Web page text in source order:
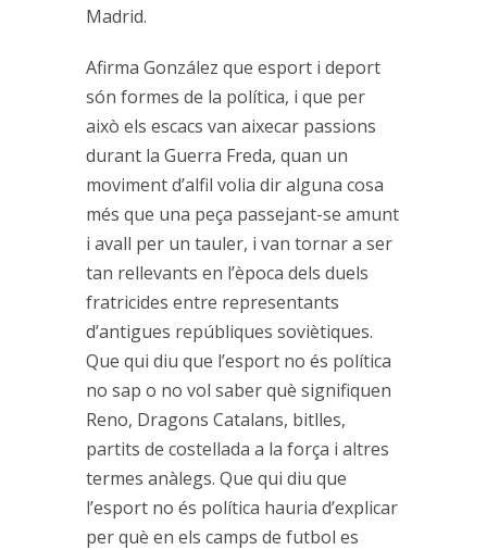
Madrid.
Afirma González que esport i deport
són formes de la política, i que per
això els escacs van aixecar passions
durant la Guerra Freda, quan un
moviment d’alfil volia dir alguna cosa
més que una peça passejant-se amunt
i avall per un tauler, i van tornar a ser
tan rellevants en l’època dels duels
fratricides entre representants
d’antigues repúbliques soviètiques.
Que qui diu que l’esport no és política
no sap o no vol saber què signifiquen
Reno, Dragons Catalans, bitlles,
partits de costellada a la força i altres
termes anàlegs. Que qui diu que
l’esport no és política hauria d’explicar
per què en els camps de futbol es